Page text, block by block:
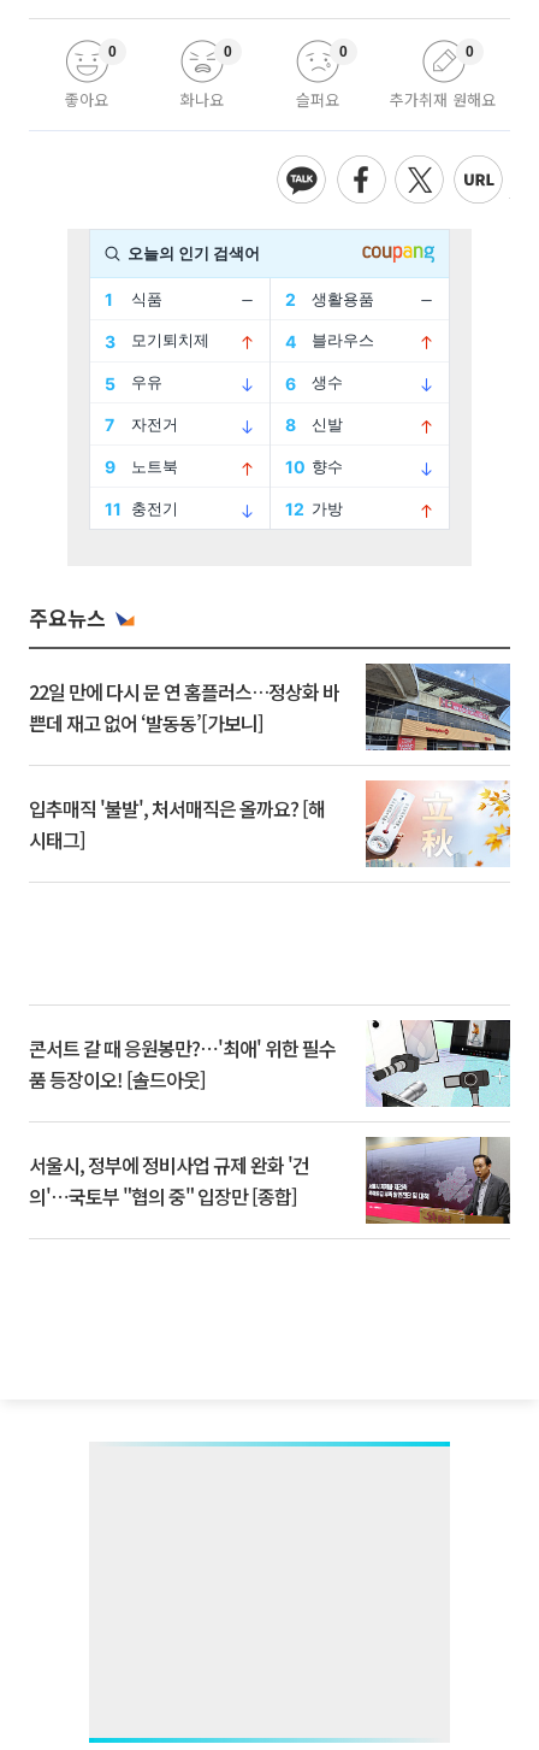
좋아요
0
화나요
0
슬퍼요
0
추가취재 원해요
0
주요뉴스
22일 만에 다시 문 연 홈플러스…정상화 바
쁜데 재고 없어 ‘발동동’[가보니]
입추매직 '불발', 처서매직은 올까요? [해
시태그]
콘서트 갈 때 응원봉만?⋯'최애' 위한 필수
품 등장이오! [솔드아웃]
서울시, 정부에 정비사업 규제 완화 '건
의'⋯국토부 "협의 중" 입장만 [종합]